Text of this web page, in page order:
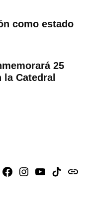
como estado
25
Catedral
Faceboook
Instagram
YoutubeTiktokissuu